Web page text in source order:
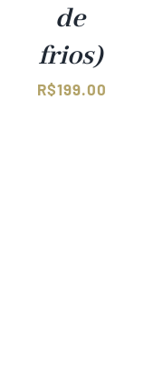
de
frios)
R$199.00